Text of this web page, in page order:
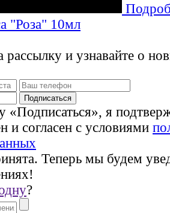
"Роза" 10мл
и узнавайте о
«Подписаться», я
и согласен с условиями
Теперь мы будем
?